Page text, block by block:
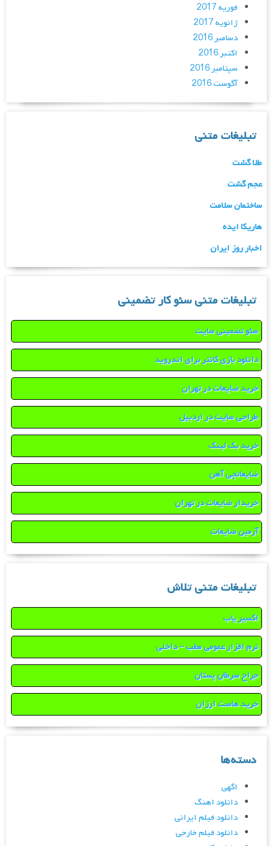
فوریه 2017
ژانویه 2017
دسامبر 2016
اکتبر 2016
سپتامبر 2016
آگوست 2016
تبلیغات متنی
طلا گشت
عجم گشت
ساختمان سلامت
هاریکا ایده
اخبار روز ایران
تبلیغات متنی سئو کار تضمینی
سئو تضمینی سایت
دانلود بازی کانتر برای اندروید
خرید ضایعات در تهران
طراحی سایت در اردبیل
خرید بک لینک
ضایعاتچی آهن
خریدار ضایعات در تهران
آرمین ضایعات
تبلیغات متنی تلاش
اکسیر یاب
نرم افزار عمومی مطب – داخلی
جراح سرطان پستان
خرید هاست ارزان
دسته‌ها
اگهی
دانلود اهنگ
دانلود فیلم ایرانی
دانلود فیلم خارجی